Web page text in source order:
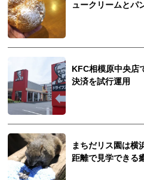
ュークリームとパ
KFC相模原中央店
決済を試行運用
まちだリス園は横
距離で見学できる